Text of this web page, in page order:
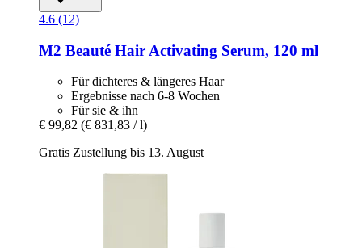
4.6 (12)
M2 Beauté Hair Activating Serum, 120 ml
Für dichteres & längeres Haar
Ergebnisse nach 6-8 Wochen
Für sie & ihn
€ 99,82 (€ 831,83 / l)
Gratis Zustellung bis 13. August